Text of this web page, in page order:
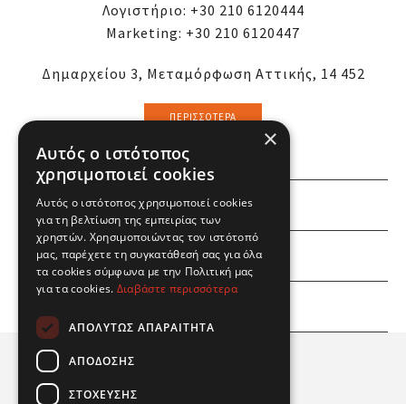
Λογιστήριο: +30 210 6120444
Marketing: +30 210 6120447
Δημαρχείου 3, Μεταμόρφωση Αττικής, 14 452
ΠΕΡΙΣΣΌΤΕΡΑ
ΕΜΕΙΣ
ΕΣΕΙΣ
×
Αυτός ο ιστότοπος
χρησιμοποιεί cookies
Αυτός ο ιστότοπος χρησιμοποιεί cookies
για τη βελτίωση της εμπειρίας των
χρηστών. Χρησιμοποιώντας τον ιστότοπό
μας, παρέχετε τη συγκατάθεσή σας για όλα
τα cookies σύμφωνα με την Πολιτική μας
για τα cookies. Διαβάστε περισσότερα
ΑΠΟΛΎΤΩΣ ΑΠΑΡΑΊΤΗΤΑ
ΑΠΌΔΟΣΗΣ
ΣΤΌΧΕΥΣΗΣ